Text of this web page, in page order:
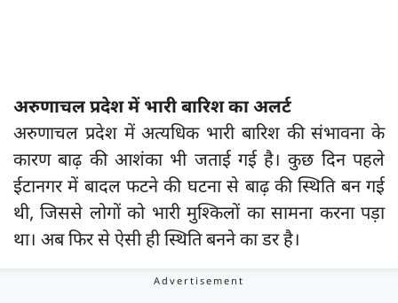
अरुणाचल प्रदेश में भारी बारिश का अलर्ट
अरुणाचल प्रदेश में अत्यधिक भारी बारिश की संभावना के
कारण बाढ़ की आशंका भी जताई गई है। कुछ दिन पहले
ईटानगर में बादल फटने की घटना से बाढ़ की स्थिति बन गई
थी, जिससे लोगों को भारी मुश्किलों का सामना करना पड़ा
था। अब फिर से ऐसी ही स्थिति बनने का डर है।